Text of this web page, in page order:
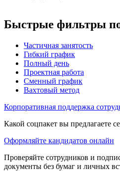
Быстрые фильтры
Частичная занятость
Гибкий график
Полный день
Проектная работа
Сменный график
Вахтовый метод
Корпоративная поддержка
Какой соцпакет вы предлагаете
Оформляйте кандидатов онлайн
Проверяйте сотрудников и
документы без бумаг и личных